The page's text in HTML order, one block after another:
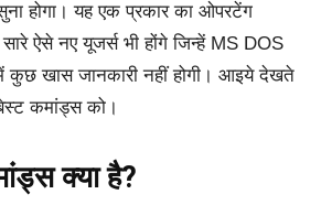
होगा। यह एक प्रकार का ओपरटेंग
ऐसे नए यूजर्स भी होंगे जिन्हें MS DOS
कुछ खास जानकारी नहीं होगी। आइये देखते
कमांड्स को।
क्या है?